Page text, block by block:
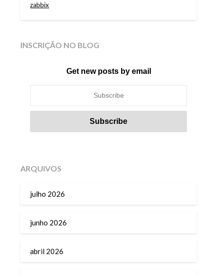
zabbix
INSCRIÇÃO NO BLOG
Get new posts by email
ARQUIVOS
julho 2026
junho 2026
abril 2026